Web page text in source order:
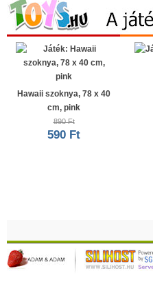
Hawaii szoknya, 78 x 40
cm, pink
890 Ft
590 Ft